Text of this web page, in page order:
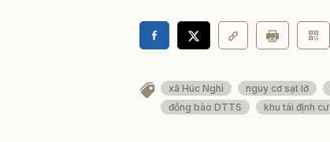
xã Húc Nghì nguy cơ sạt lở
đồng bào DTTS
khu tái định cư